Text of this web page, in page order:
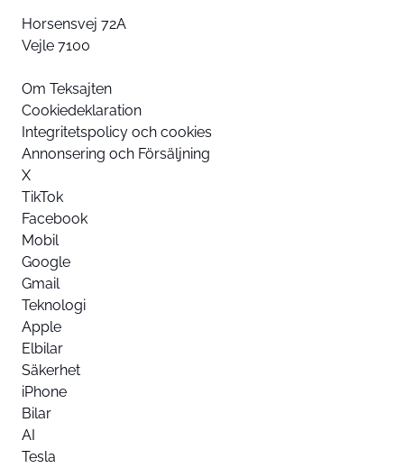
Horsensvej 72A
Vejle 7100
Om Teksajten
Cookiedeklaration
Integritetspolicy och cookies
Annonsering och Försäljning
X
TikTok
Facebook
Mobil
Google
Gmail
Teknologi
Apple
Elbilar
Säkerhet
iPhone
Bilar
AI
Tesla